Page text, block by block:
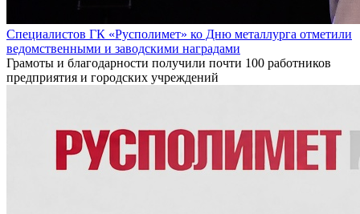
Специалистов ГК «Русполимет» ко Дню металлурга отметили
ведомственными и заводскими наградами
Грамоты и благодарности получили почти 100 работников
предприятия и городских учреждений